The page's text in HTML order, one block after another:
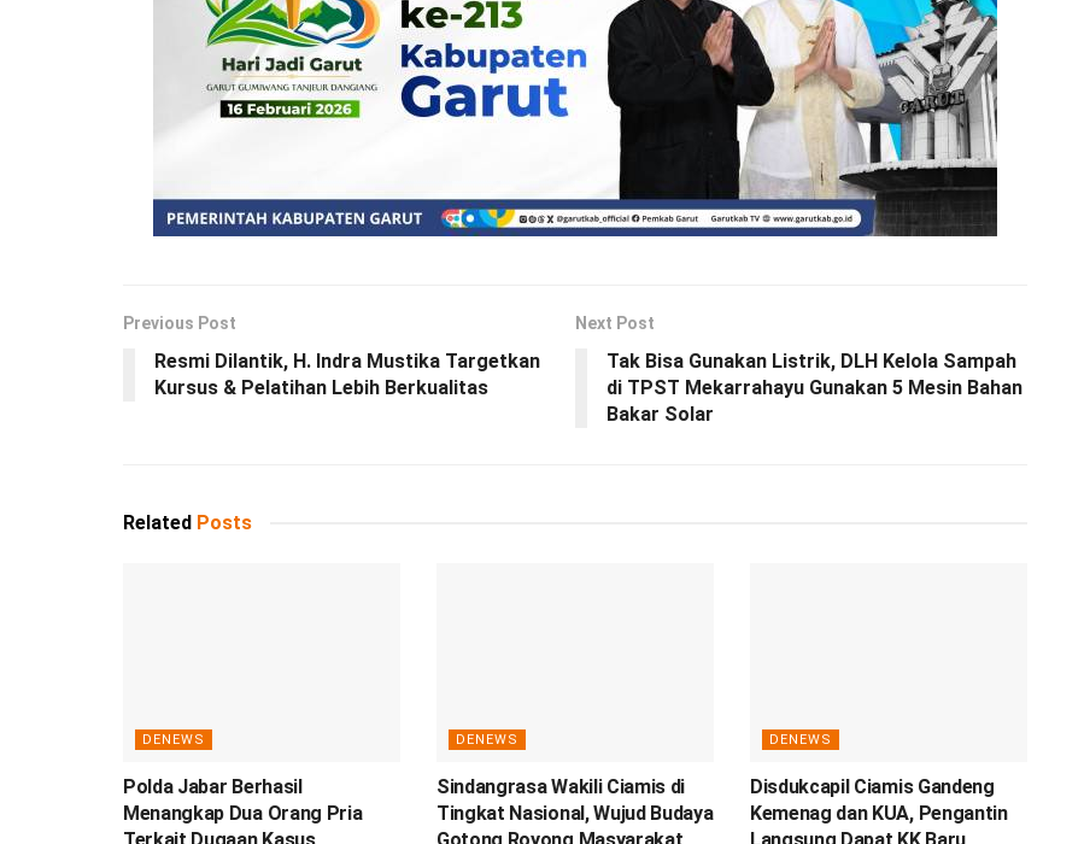
Previous Post
Resmi Dilantik, H. Indra Mustika Targetkan
Kursus & Pelatihan Lebih Berkualitas
Next Post
Tak Bisa Gunakan Listrik, DLH Kelola Sampah
di TPST Mekarrahayu Gunakan 5 Mesin Bahan
Bakar Solar
Related Posts
DENEWS
Polda Jabar Berhasil
Menangkap Dua Orang Pria
Terkait Dugaan Kasus
DENEWS
Sindangrasa Wakili Ciamis di
Tingkat Nasional, Wujud Budaya
Gotong Royong Masyarakat
DENEWS
Disdukcapil Ciamis Gandeng
Kemenag dan KUA, Pengantin
Langsung Dapat KK Baru